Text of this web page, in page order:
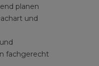
planen
und
fachgerecht